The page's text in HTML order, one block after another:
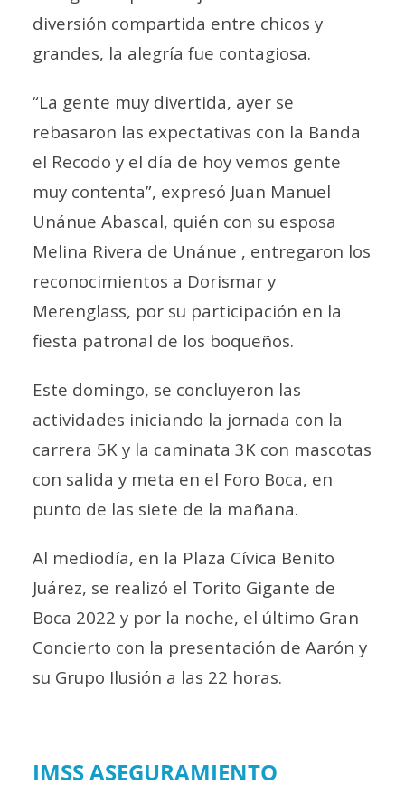
diversión compartida entre chicos y
grandes, la alegría fue contagiosa.
“La gente muy divertida, ayer se
rebasaron las expectativas con la Banda
el Recodo y el día de hoy vemos gente
muy contenta”, expresó Juan Manuel
Unánue Abascal, quién con su esposa
Melina Rivera de Unánue , entregaron los
reconocimientos a Dorismar y
Merenglass, por su participación en la
fiesta patronal de los boqueños.
Este domingo, se concluyeron las
actividades iniciando la jornada con la
carrera 5K y la caminata 3K con mascotas
con salida y meta en el Foro Boca, en
punto de las siete de la mañana.
Al mediodía, en la Plaza Cívica Benito
Juárez, se realizó el Torito Gigante de
Boca 2022 y por la noche, el último Gran
Concierto con la presentación de Aarón y
su Grupo Ilusión a las 22 horas.
IMSS ASEGURAMIENTO